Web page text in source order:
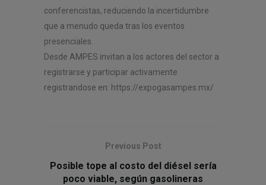
conferencistas, reduciendo la incertidumbre
que a menudo queda tras los eventos
presenciales.
Desde AMPES invitan a los actores del sector a
registrarse y participar activamente
registrandose en: https://expogasampes.mx/
Previous Post
Posible tope al costo del diésel sería
poco viable, según gasolineras